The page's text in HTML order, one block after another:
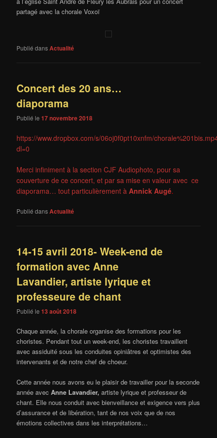
partagé avec la chorale Voxoï
Publié dansActualité
Concert des 20 ans…
diaporama
Publié le17 novembre 2018
https://www.dropbox.com/s/06oj0f0pt10xnfm/
dl=0
Merci infiniment à la section CJF Audiophoto, pour sa
couverture de ce concert, et par sa mise en valeur avec ce
diaporama… tout particulièrement àAnnick Augé.
Publié dansActualité
14-15 avril 2018- Week-end de
formation avec Anne
Lavandier, artiste lyrique et
professeure de chant
Publié le13 août 2018
Chaque année, la chorale organise des formations pour les
choristes. Pendant tout un week-end, les choristes travaillent
avec assiduité sous les conduites opiniâtres et optimistes des
intervenants et de notre chef de choeur.
Cette année nous avons eu le plaisir de travailler pour la seconde
année avec Anne Lavandier, artiste lyrique et professeur de
chant. Elle nous conduit avec bienveillance et exigence vers plus
d’assurance et de libération, tant de nos voix que de nos
émotions collectives dans les interprétations…